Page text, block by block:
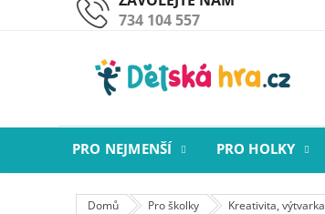
734 104 557
PRO NEJMENŠÍ PRO HOLKY
Domů Pro školky Kreativita, výtvarka